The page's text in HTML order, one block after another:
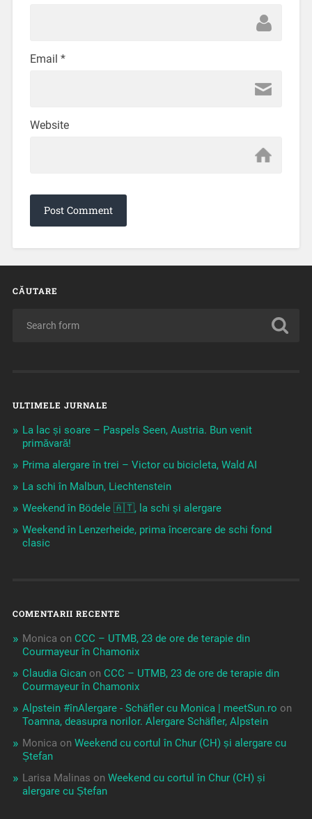
Email *
Website
CĂUTARE
ULTIMELE JURNALE
La lac și soare – Paspels Seen, Austria. Bun venit
primăvară!
Prima alergare în trei – Victor cu bicicleta, Wald AI
La schi în Malbun, Liechtenstein
Weekend în Bödele 🇦🇹, la schi și alergare
Weekend în Lenzerheide, prima încercare de schi fond
clasic
COMENTARII RECENTE
Monica on CCC – UTMB, 23 de ore de terapie din
Courmayeur în Chamonix
Claudia Gicanon CCC – UTMB, 23 de ore de terapie din
Courmayeur în Chamonix
Alpstein #înAlergare - Schäfler cu Monica | meetSun.ro on
Toamna, deasupra norilor. Alergare Schäfler, Alpstein
Monica on Weekend cu cortul în Chur (CH) și alergare cu
Ștefan
Larisa Malinas on Weekend cu cortul în Chur (CH) și
alergare cu Ștefan